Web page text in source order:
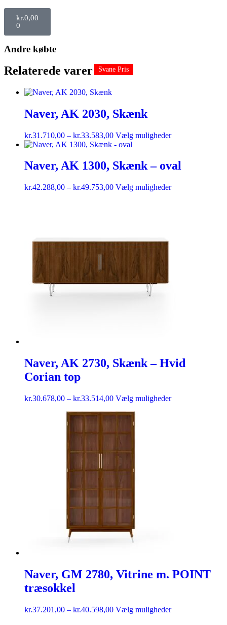
kr.0,00
0
Andre købte
Relaterede varer
Naver, AK 2030, Skænk
kr.31.710,00 – kr.33.583,00 Vælg muligheder
Naver, AK 1300, Skænk – oval
kr.42.288,00 – kr.49.753,00 Vælg muligheder
Naver, AK 2730, Skænk – Hvid
Corian top
kr.30.678,00 – kr.33.514,00 Vælg muligheder
Naver, GM 2780, Vitrine m. POINT
træsokkel
kr.37.201,00 – kr.40.598,00 Vælg muligheder
Svane Pris
Svane Pris